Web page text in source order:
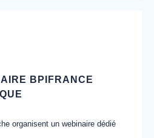
BPIFRANCE
organisent un webinaire dédié